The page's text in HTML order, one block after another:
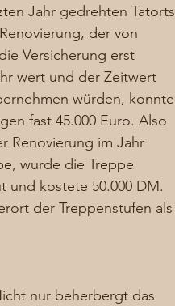
Jahr gedrehten Tatorts
der von
Versicherung erst
wert und der Zeitwert
würden, konnte
fast 45.000 Euro. Also
Renovierung im Jahr
wurde die Treppe
und kostete 50.000 DM.
der Treppenstufen als
nur beherbergt das